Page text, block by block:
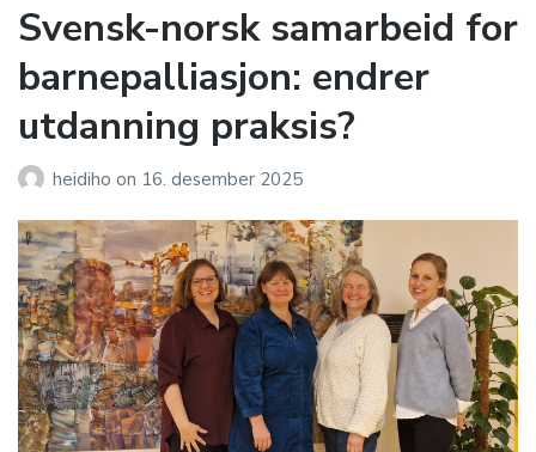
Svensk-norsk samarbeid for
barnepalliasjon: endrer
utdanning praksis?
heidiho on 16. desember 2025